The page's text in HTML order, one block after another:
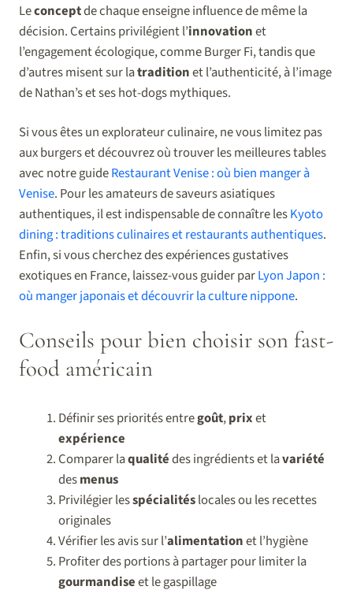
Leconceptde chaque enseigne influence de même la
décision. Certains privilégient l’innovationet
l’engagement écologique, comme Burger Fi, tandis que
d’autres misent sur latraditionet l’authenticité, à l’image
de Nathan’s et ses hot-dogs mythiques.
Si vous êtes un explorateur culinaire, ne vous limitez pas
aux burgers et découvrez où trouver les meilleures tables
avec notre guideRestaurant Venise : où bien manger à
Venise. Pour les amateurs de saveurs asiatiques
authentiques, il est indispensable de connaître lesKyoto
dining : traditions culinaires et restaurants authentiques.
Enfin, si vous cherchez des expériences gustatives
exotiques en France, laissez-vous guider parLyon Japon :
où manger japonais et découvrir la culture nippone.
Conseils pour bien choisir son fast-
food américain
Définir ses priorités entregoût,prixet
expérience
Comparer laqualitédes ingrédients et lavariété
desmenus
Privilégier lesspécialitéslocales ou les recettes
originales
Vérifier les avis sur l’alimentationet l’hygiène
Profiter des portions à partager pour limiter la
gourmandiseet le gaspillage